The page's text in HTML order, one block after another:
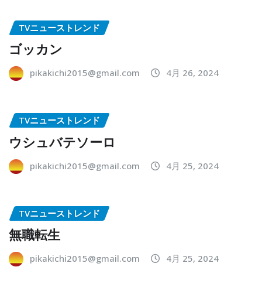
TVニューストレンド
ゴッカン
pikakichi2015@gmail.com 4月 26, 2024
TVニューストレンド
ウシュバテソーロ
pikakichi2015@gmail.com 4月 25, 2024
TVニューストレンド
無職転生
pikakichi2015@gmail.com 4月 25, 2024